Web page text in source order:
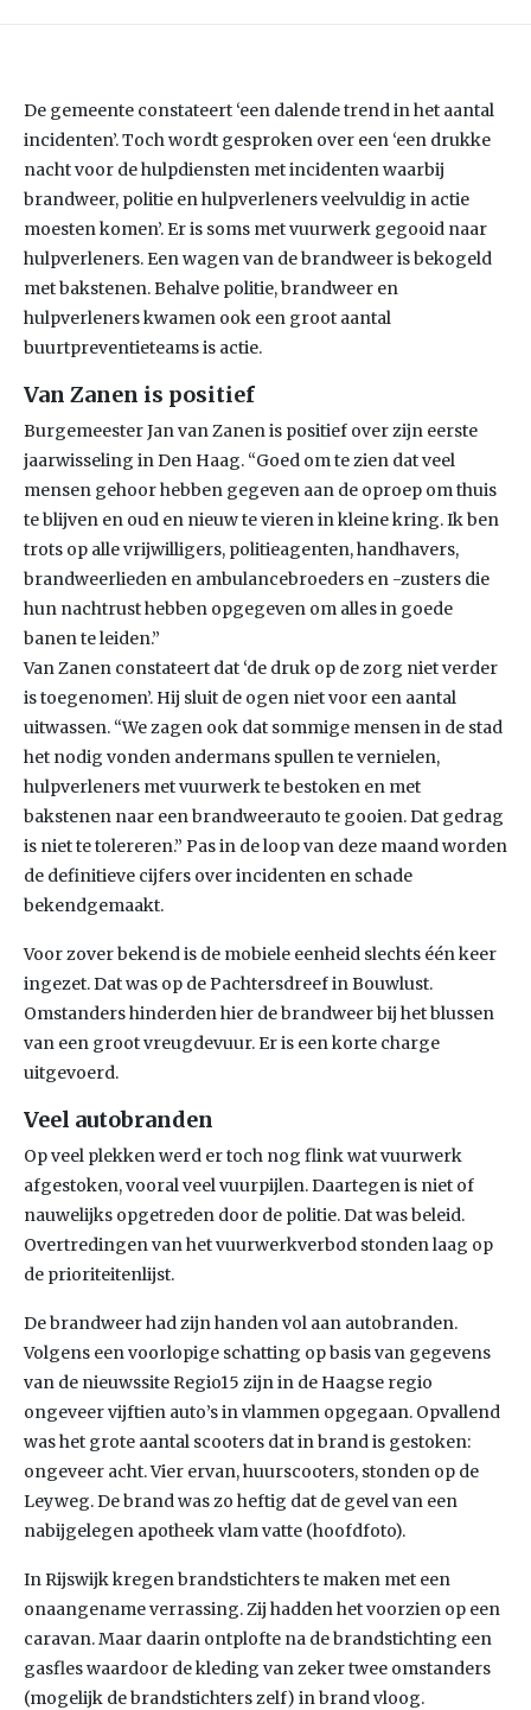
De gemeente constateert ‘een dalende trend in het aantal
incidenten’. Toch wordt gesproken over een ‘een drukke
nacht voor de hulpdiensten met incidenten waarbij
brandweer, politie en hulpverleners veelvuldig in actie
moesten komen’. Er is soms met vuurwerk gegooid naar
hulpverleners. Een wagen van de brandweer is bekogeld
met bakstenen. Behalve politie, brandweer en
hulpverleners kwamen ook een groot aantal
buurtpreventieteams is actie.
Van Zanen is positief
Burgemeester Jan van Zanen is positief over zijn eerste
jaarwisseling in Den Haag. “Goed om te zien dat veel
mensen gehoor hebben gegeven aan de oproep om thuis
te blijven en oud en nieuw te vieren in kleine kring. Ik ben
trots op alle vrijwilligers, politieagenten, handhavers,
brandweerlieden en ambulancebroeders en -zusters die
hun nachtrust hebben opgegeven om alles in goede
banen te leiden.”
Van Zanen constateert dat ‘de druk op de zorg niet verder
is toegenomen’. Hij sluit de ogen niet voor een aantal
uitwassen. “We zagen ook dat sommige mensen in de stad
het nodig vonden andermans spullen te vernielen,
hulpverleners met vuurwerk te bestoken en met
bakstenen naar een brandweerauto te gooien. Dat gedrag
is niet te tolereren.” Pas in de loop van deze maand worden
de definitieve cijfers over incidenten en schade
bekendgemaakt.
Voor zover bekend is de mobiele eenheid slechts één keer
ingezet. Dat was op de Pachtersdreef in Bouwlust.
Omstanders hinderden hier de brandweer bij het blussen
van een groot vreugdevuur. Er is een korte charge
uitgevoerd.
Veel autobranden
Op veel plekken werd er toch nog flink wat vuurwerk
afgestoken, vooral veel vuurpijlen. Daartegen is niet of
nauwelijks opgetreden door de politie. Dat was beleid.
Overtredingen van het vuurwerkverbod stonden laag op
de prioriteitenlijst.
De brandweer had zijn handen vol aan autobranden.
Volgens een voorlopige schatting op basis van gegevens
van de nieuwssite Regio15 zijn in de Haagse regio
ongeveer vijftien auto’s in vlammen opgegaan. Opvallend
was het grote aantal scooters dat in brand is gestoken:
ongeveer acht. Vier ervan, huurscooters, stonden op de
Leyweg. De brand was zo heftig dat de gevel van een
nabijgelegen apotheek vlam vatte (hoofdfoto).
In Rijswijk kregen brandstichters te maken met een
onaangename verrassing. Zij hadden het voorzien op een
caravan. Maar daarin ontplofte na de brandstichting een
gasfles waardoor de kleding van zeker twee omstanders
(mogelijk de brandstichters zelf) in brand vloog.